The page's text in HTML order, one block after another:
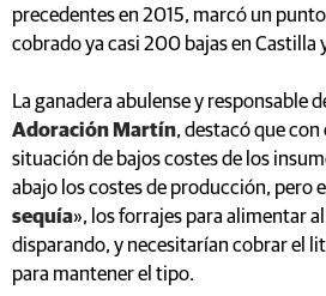
precedentes en 2015, marcó un
cobrado ya casi 200 bajas en Castilla
La ganadera abulense y responsable
Adoración Martín, destacó que
situación de bajos costes de los
abajo los costes de producción, pero
sequía», los forrajes para alimentar
disparando, y necesitarían cobrar el
para mantener el tipo.